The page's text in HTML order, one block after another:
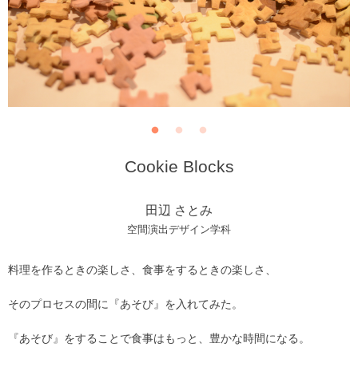
Cookie Blocks
田辺 さとみ
空間演出デザイン学科
料理を作るときの楽しさ、食事をするときの楽しさ、
そのプロセスの間に『あそび』を入れてみた。
『あそび』をすることで食事はもっと、豊かな時間になる。